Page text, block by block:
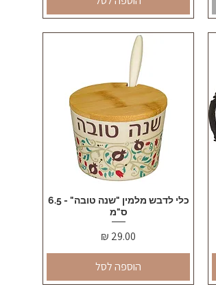
תצוגה מהירה
כלי לדבש מלמין "שנה טובה" - 6.5
ס"מ
מחיר
הוספה לסל